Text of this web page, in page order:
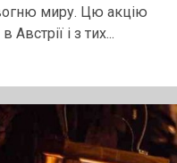
миру. Цю акцію
і з тих...